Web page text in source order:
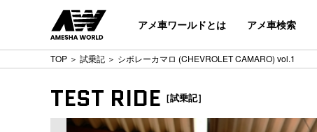
アメ車ワールドとは アメ車検索
TOP ＞ 試乗記 ＞ シボレーカマロ (CHEVROLET CAMARO) vol.1
TEST RIDE ［試乗記］